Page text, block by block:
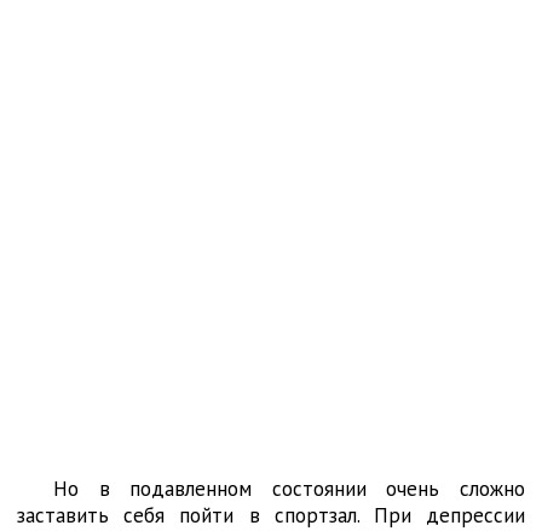
Но в подавленном состоянии очень сложно
заставить себя пойти в спортзал. При депрессии